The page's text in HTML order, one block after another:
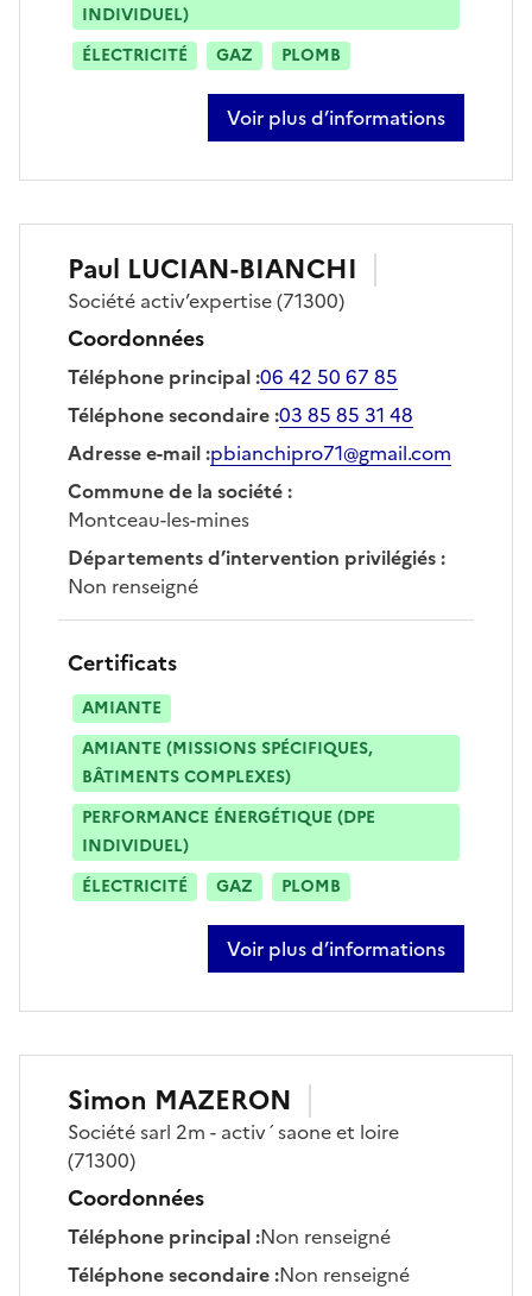
INDIVIDUEL)
ÉLECTRICITÉ
GAZ PLOMB
Voir plus d’informations
sur gaëlle roth dit bettoni
Paul LUCIAN-BIANCHI
Société activ’expertise(71300)
Coordonnées
Téléphone principal:06 42 50 67 85
Téléphone secondaire:03 85 85 31 48
Adresse e-mail:pbianchipro71@gmail.com
Commune de la société:
Montceau-les-mines
Départements d’intervention privilégiés:
Non renseigné
Certificats
AMIANTE
AMIANTE (MISSIONS SPÉCIFIQUES,
BÂTIMENTS COMPLEXES)
PERFORMANCE ÉNERGÉTIQUE (DPE
INDIVIDUEL)
ÉLECTRICITÉ
GAZ PLOMB
Voir plus d’informations
sur paul lucian-bianchi
Simon MAZERON
Sociétésarl 2m - activ´saone et loire
(71300)
Coordonnées
Téléphone principal:Non renseigné
Téléphone secondaire:Non renseigné